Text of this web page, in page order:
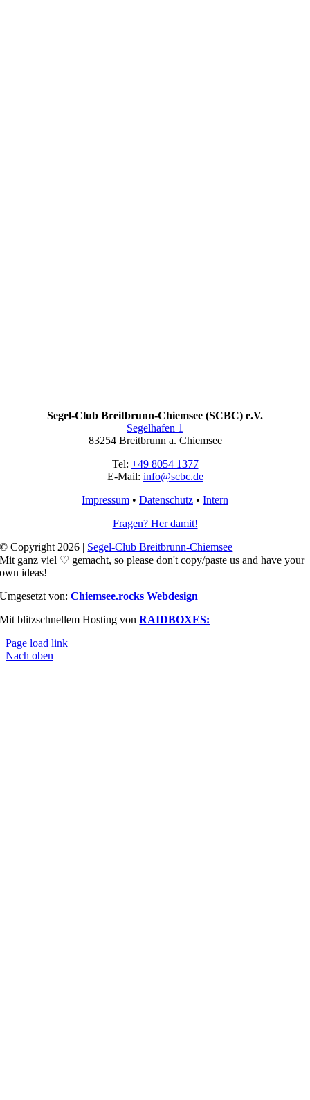
Segel-Club Breitbrunn-Chiemsee (SCBC) e.V.
Segelhafen 1
83254 Breitbrunn a. Chiemsee
Tel: +49 8054 1377
E-Mail: info@scbc.de
Impressum • Datenschutz • Intern
Fragen? Her damit!
© Copyright 2026 | Segel-Club Breitbrunn-Chiemsee
Mit ganz viel ♡ gemacht, so please don't copy/paste us and have your
own ideas!
Umgesetzt von:Chiemsee.rocks Webdesign
Mit blitzschnellem Hosting vonRAIDBOXES:
Page load link
Nach oben